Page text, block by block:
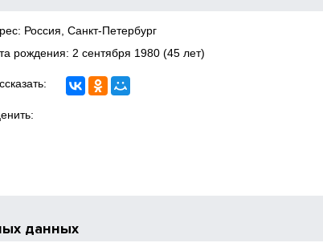
Россия, Санкт-Петербург
рождения: 2 сентября 1980 (45 лет)
данных